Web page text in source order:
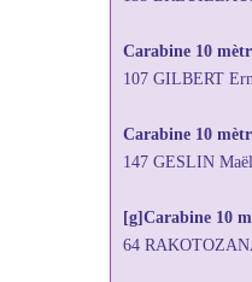
Carabine 10
107 GILBERT
Carabine 10
147 GESLIN
[g]Carabine 10
64